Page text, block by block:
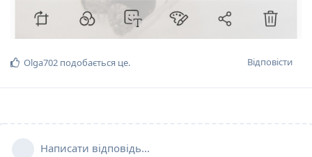
Відповісти
Olga702 подобається це.
Написати відповідь...